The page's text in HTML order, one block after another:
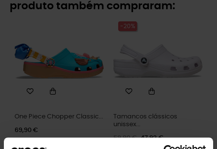
produto também compraram:
One Piece Chopper Classic...
69,90 €
-20%
Tamancos clássicos
unissex...
59,90 € 47,92 €